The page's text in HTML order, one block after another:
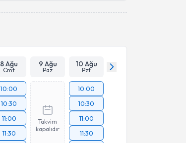
8 Ağu
Cmt
9 Ağu
Paz
10 Ağu
Pzt
10:00
10:30
11:00
11:30
Takvim
kapalıdır
10:00
10:30
11:00
11:30